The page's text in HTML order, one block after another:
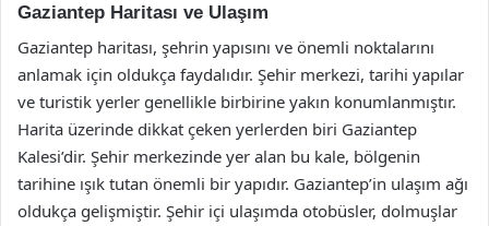
Gaziantep Haritası ve Ulaşım
Gaziantep haritası, şehrin yapısını ve önemli noktalarını
anlamak için oldukça faydalıdır. Şehir merkezi, tarihi yapılar
ve turistik yerler genellikle birbirine yakın konumlanmıştır.
Harita üzerinde dikkat çeken yerlerden biri Gaziantep
Kalesi’dir. Şehir merkezinde yer alan bu kale, bölgenin
tarihine ışık tutan önemli bir yapıdır. Gaziantep’in ulaşım ağı
oldukça gelişmiştir. Şehir içi ulaşımda otobüsler, dolmuşlar